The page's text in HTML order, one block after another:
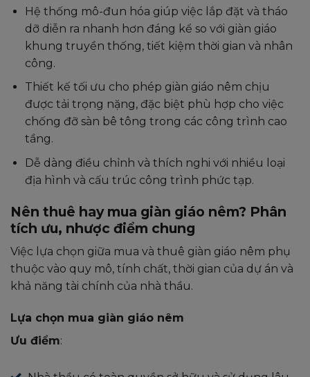
Hệ thống mô-đun hóa giúp việc lắp đặt và tháo
dỡ diễn ra nhanh hơn đáng kể so với giàn giáo
khung truyền thống, tiết kiệm thời gian và nhân
công.
Thiết kế tối ưu cho phép giàn giáo nêm chịu
được tải trọng nặng, đặc biệt phù hợp cho việc
chống đỡ sàn bê tông trong các công trình cao
tầng.
Dễ dàng điều chỉnh và thích nghi với nhiều loại
địa hình và cấu trúc công trình phức tạp.
Nên thuê hay mua giàn giáo nêm? Phân
tích ưu, nhược điểm chung
Việc lựa chọn giữa mua và thuê giàn giáo nêm phụ
thuộc vào quy mô, tính chất, thời gian của dự án và
khả năng tài chính của nhà thầu.
Lựa chọn mua giàn giáo nêm
Ưu điểm: